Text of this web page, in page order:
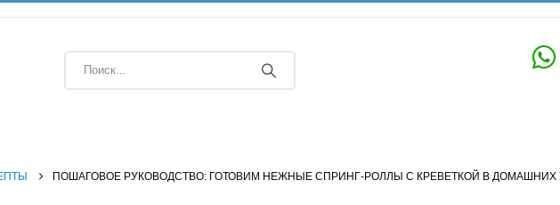
ПОШАГОВОЕ РУКОВОДСТВО: ГОТОВИМ НЕЖНЫЕ СПРИНГ-РОЛЛЫ С КРЕВЕТКОЙ В